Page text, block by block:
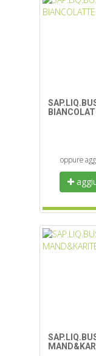
oppure